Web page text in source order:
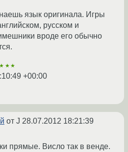
язык оригинала. Игры
русском и
вроде его обычно
+00:00
от J 28.07.2012 18:21:39
прямые. Висло так в венде.